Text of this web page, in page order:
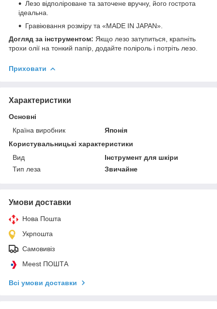
Лезо відполіроване та заточене вручну, його гострота
ідеальна.
Гравіювання розміру та «MADE IN JAPAN».
Догляд за інструментом: Якщо лезо затупиться, крапніть
трохи олії на тонкий папір, додайте поліроль і потріть лезо.
Приховати
Характеристики
Основні
Країна виробник
Японія
Користувальницькі характеристики
Вид
Інструмент для шкіри
Тип леза
Звичайне
Умови доставки
Нова Пошта
Укрпошта
Самовивіз
Meest ПОШТА
Всі умови доставки